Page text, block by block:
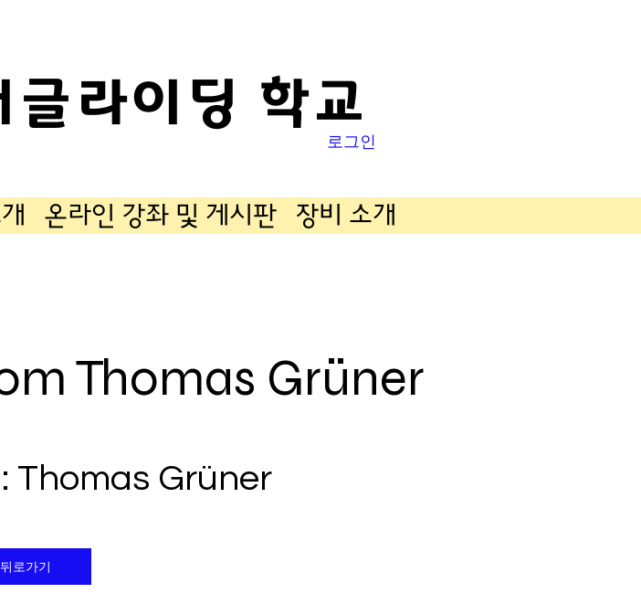
로그인
라이딩 학교
온라인 강좌 및 게시판 장비 소개
Thomas Grüner
Thomas Grüner
뒤로가기